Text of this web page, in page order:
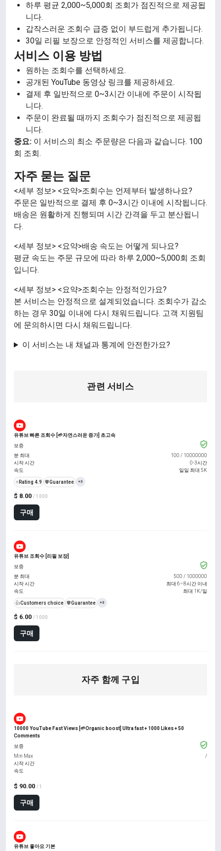
하루 평균 2,000~5,000회 조회가 점진적으로 제공됩
니다.
갑작스러운 조회수 급증 없이 부드럽게 추가됩니다.
30일 리필 보장으로 안정적인 서비스를 제공합니다.
서비스 이용 방법
원하는 조회수를 선택하세요.
공개된 YouTube 동영상 링크를 제공하세요.
결제 후 일반적으로 0~3시간 이내에 주문이 시작됩
니다.
주문이 완료될 때까지 조회수가 점진적으로 제공됩
니다.
중요: 이 서비스의 최소 주문량은 다음과 같습니다. 100
회 조회.
자주 묻는 질문
<세부 정보> <요약>조회수는 언제부터 발생하나요?
주문은 일반적으로 결제 후 0~3시간 이내에 시작됩니다.
배송은 원활하게 진행되며 시간 간격을 두고 분산됩니
다.
<세부 정보> <요약>배송 속도는 어떻게 되나요?
평균 속도는 주문 규모에 따라 하루 2,000~5,000회 조회
입니다.
<세부 정보> <요약>조회수는 안정적인가요?
본 서비스는 안정적으로 설계되었습니다. 조회수가 감소
하는 경우 30일 이내에 다시 채워드립니다. 고객 지원팀
에 문의하시면 다시 채워드립니다.
이 서비스는 내 채널과 통계에 안전한가요?
관련 서비스
유튜브 빠른 조회수 [🌱자연스러운 증가] 초고속
$ 8.00 / 1000
구매
보증
분 최대
100 / 10000000
시작 시간
0-3시간
속도
일일 최대 5K
⭐ Rating 4.9 ️🛡️Guarantee +3
유튜브 조회수 [리필 보장]
$ 6.00 / 1000
구매
보증
분 최대
500 / 1000000
시작 시간
최대 6–8시간 이내
속도
최대 1K/일
👍Customers choice ️🛡️Guarantee +3
자주 함께 구입
10000 YouTube Fast Views [🌱Organic boost] Ultra fast + 1000 Likes + 50
Comments
$ 90.00 / 1
구매
보증
Min Max
/
시작 시간
속도
유튜브 좋아요 기본